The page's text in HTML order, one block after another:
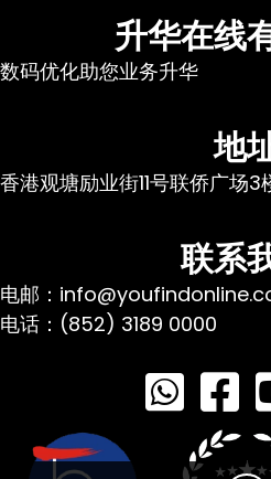
升华在线
数码优化助您业务升华
地
香港观塘励业街11号联侨广场3
联系
电邮：
电话：(852) 3189 0000